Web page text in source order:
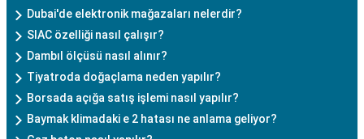
Dubai'de elektronik mağazaları nelerdir?
SIAC özelliği nasıl çalışır?
Dambıl ölçüsü nasıl alınır?
Tiyatroda doğaçlama neden yapılır?
Borsada açığa satış işlemi nasıl yapılır?
Baymak klimadaki e 2 hatası ne anlama geliyor?